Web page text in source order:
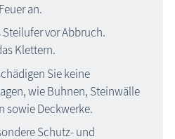
an.
Steilufer vor Abbruch.
Klettern.
Sie keine
wie Buhnen, Steinwälle
sowie Deckwerke.
Schutz- und